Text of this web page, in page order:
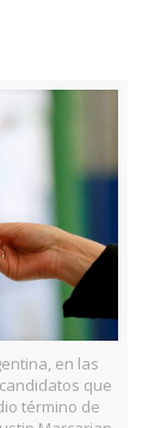
en las
que
término de